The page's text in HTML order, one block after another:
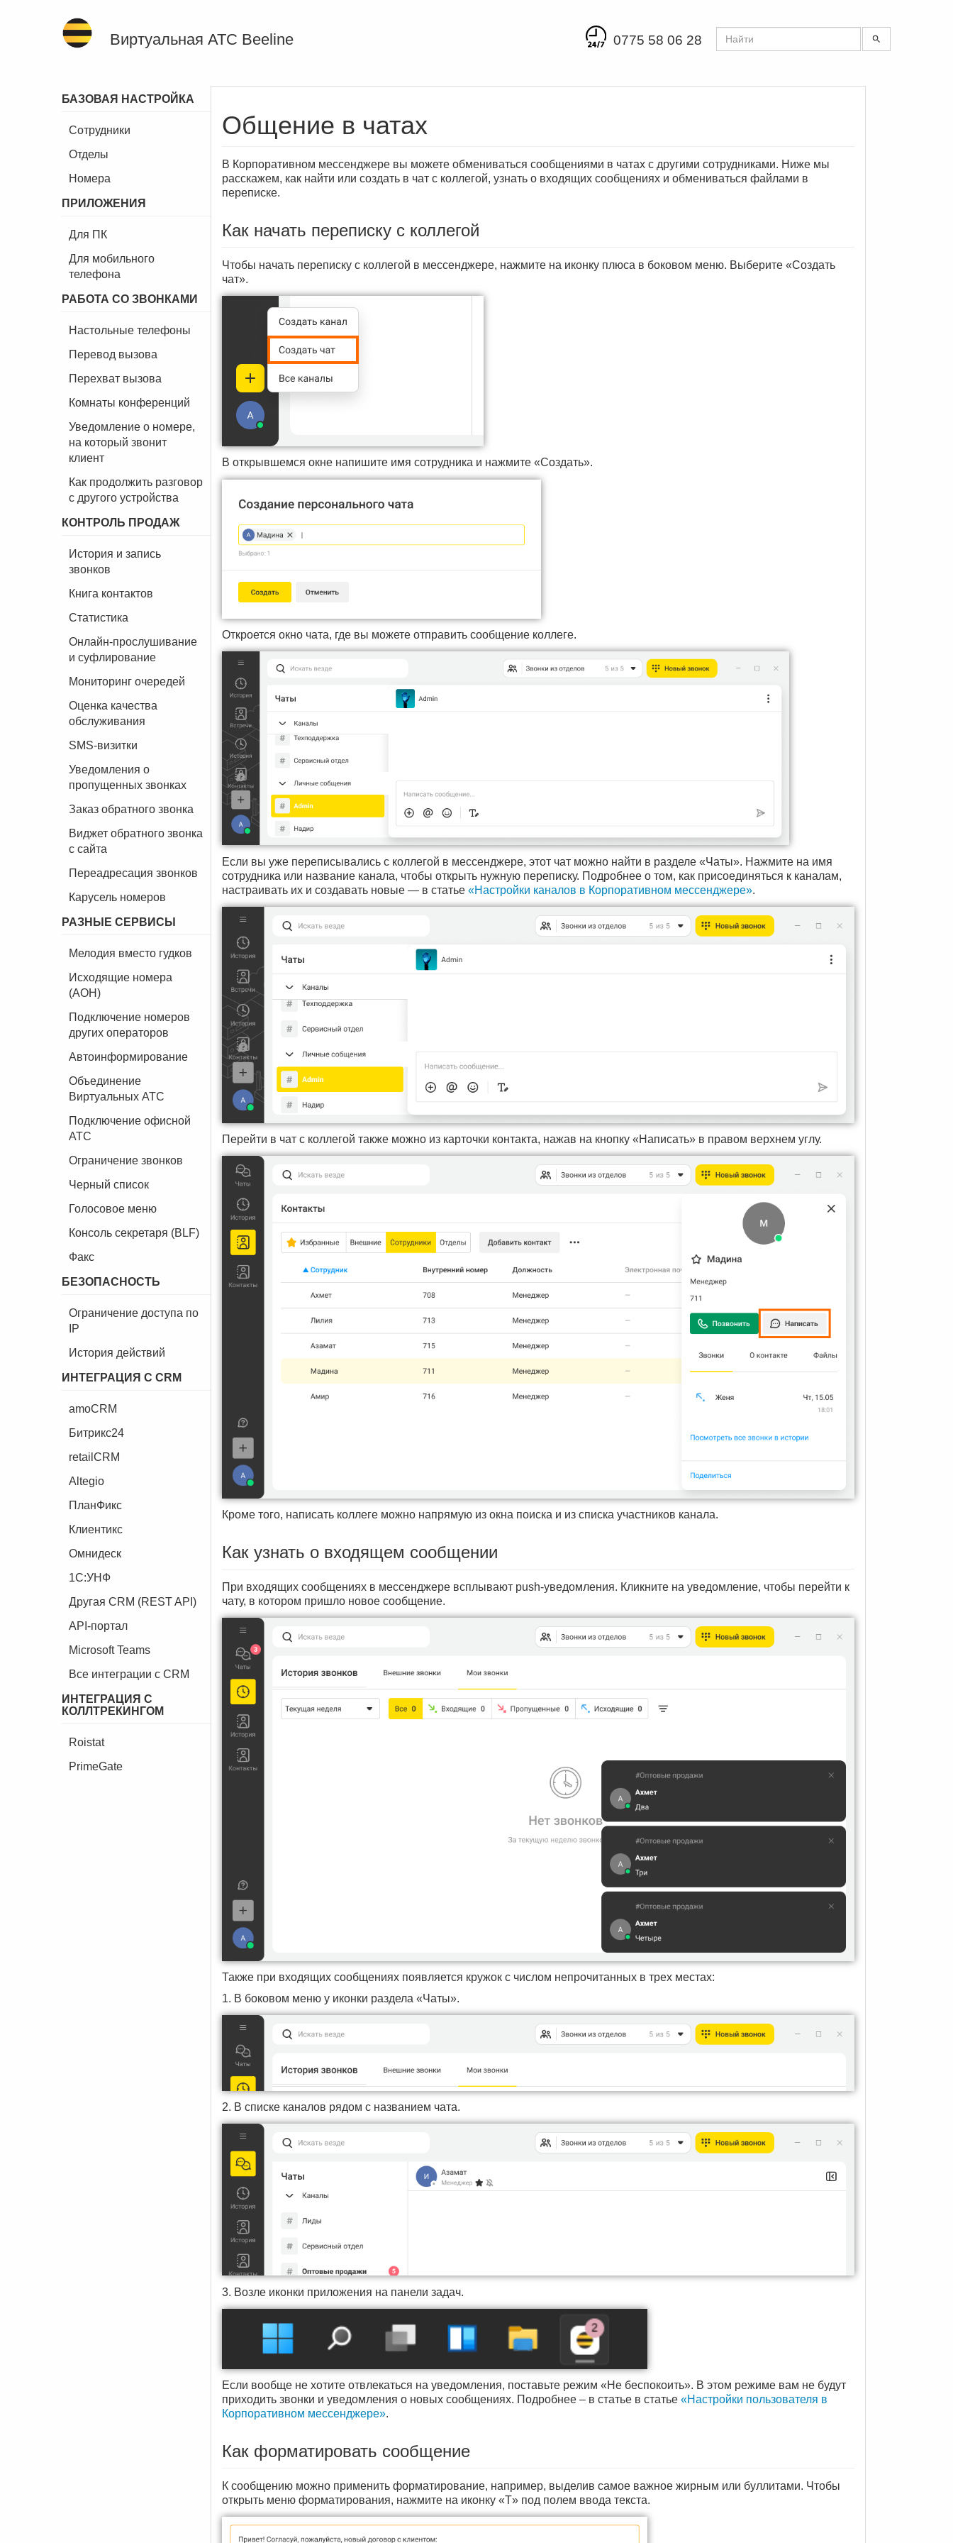
Виртуальная АТС Beeline 0775 58 06 28
БАЗОВАЯ НАСТРОЙКА
Сотрудники
Отделы
Номера
ПРИЛОЖЕНИЯ
Для ПК
Для мобильного
телефона
РАБОТА СО ЗВОНКАМИ
Настольные телефоны
Перевод вызова
Перехват вызова
Комнаты конференций
Уведомление о номере,
на который звонит
клиент
Как продолжить разговор
с другого устройства
КОНТРОЛЬ ПРОДАЖ
История и запись
звонков
Книга контактов
Статистика
Онлайн-прослушивание
и суфлирование
Мониторинг очередей
Оценка качества
обслуживания
SMS-визитки
Уведомления о
пропущенных звонках
Заказ обратного звонка
Виджет обратного звонка
с сайта
Переадресация звонков
Карусель номеров
РАЗНЫЕ СЕРВИСЫ
Мелодия вместо гудков
Исходящие номера
(АОН)
Подключение номеров
других операторов
Автоинформирование
Объединение
Виртуальных АТС
Подключение офисной
АТС
Ограничение звонков
Черный список
Голосовое меню
Консоль секретаря (BLF)
Факс
БЕЗОПАСНОСТЬ
Ограничение доступа по
IP
История действий
ИНТЕГРАЦИЯ С CRM
amoCRM
Битрикс24
retailCRM
Altegio
ПланФикс
Клиентикс
Омнидеск
1C:УНФ
Другая CRM (REST API)
API-портал
Microsoft Teams
Все интеграции с CRM
ИНТЕГРАЦИЯ С
КОЛЛТРЕКИНГОМ
Roistat
PrimeGate
Общение в чатах
В Корпоративном мессенджере вы можете обмениваться сообщениями в чатах с другими сотрудниками. Ниже мы
расскажем, как найти или создать в чат с коллегой, узнать о входящих сообщениях и обмениваться файлами в
переписке.
Как начать переписку с коллегой
Чтобы начать переписку с коллегой в мессенджере, нажмите на иконку плюса в боковом меню. Выберите «Создать
чат».
В открывшемся окне напишите имя сотрудника и нажмите «Создать».
Откроется окно чата, где вы можете отправить сообщение коллеге.
Если вы уже переписывались с коллегой в мессенджере, этот чат можно найти в разделе «Чаты». Нажмите на имя
сотрудника или название канала, чтобы открыть нужную переписку. Подробнее о том, как присоединяться к каналам,
настраивать их и создавать новые — в статье «Настройки каналов в Корпоративном мессенджере».
Перейти в чат с коллегой также можно из карточки контакта, нажав на кнопку «Написать» в правом верхнем углу.
Кроме того, написать коллеге можно напрямую из окна поиска и из списка участников канала.
Как узнать о входящем сообщении
При входящих сообщениях в мессенджере всплывают push-уведомления. Кликните на уведомление, чтобы перейти к
чату, в котором пришло новое сообщение.
Также при входящих сообщениях появляется кружок с числом непрочитанных в трех местах:
1. В боковом меню у иконки раздела «Чаты».
2. В списке каналов рядом с названием чата.
3. Возле иконки приложения на панели задач.
Если вообще не хотите отвлекаться на уведомления, поставьте режим «Не беспокоить». В этом режиме вам не будут
приходить звонки и уведомления о новых сообщениях. Подробнее – в статье в статье «Настройки пользователя в
Корпоративном мессенджере».
Как форматировать сообщение
К сообщению можно применить форматирование, например, выделив самое важное жирным или буллитами. Чтобы
открыть меню форматирования, нажмите на иконку «T» под полем ввода текста.